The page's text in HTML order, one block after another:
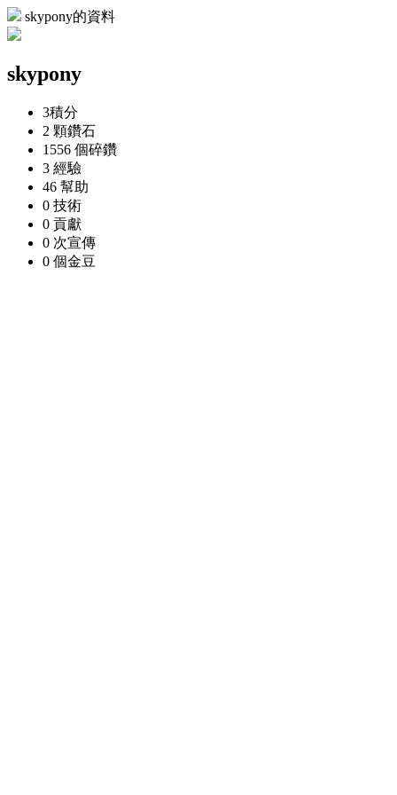
skypony的資料
skypony
3積分
2 顆鑽石
1556 個碎鑽
3 經驗
46 幫助
0 技術
0 貢獻
0 次宣傳
0 個金豆